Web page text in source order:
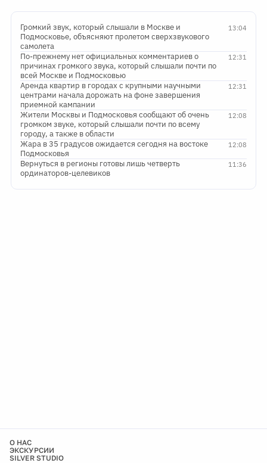
13:04
Громкий звук, который слышали в Москве и
Подмосковье, объясняют пролетом сверхзвукового
самолета
12:31
По-прежнему нет официальных комментариев о
причинах громкого звука, который слышали почти по
всей Москве и Подмосковью
12:31
Аренда квартир в городах с крупными научными
центрами начала дорожать на фоне завершения
приемной кампании
12:08
Жители Москвы и Подмосковья сообщают об очень
громком звуке, который слышали почти по всему
городу, а также в области
12:08
Жара в 35 градусов ожидается сегодня на востоке
Подмосковья
11:36
Вернуться в регионы готовы лишь четверть
ординаторов-целевиков
О НАС
ЭКСКУРСИИ
SILVER STUDIO